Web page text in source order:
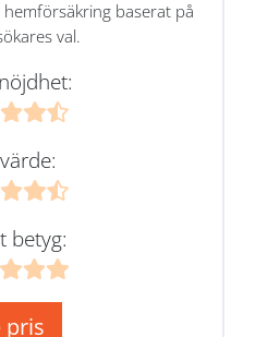
baserat på
val.
betyg:
pris